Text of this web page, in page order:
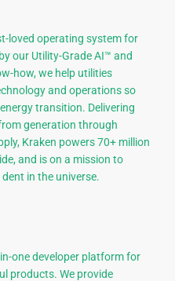
loved operating system for
our Utility-Grade AI™ and
how, we help utilities
and operations so
transition. Delivering
generation through
Kraken powers 70+ million
and is on a mission to
in the universe.
one developer platform for
products. We provide